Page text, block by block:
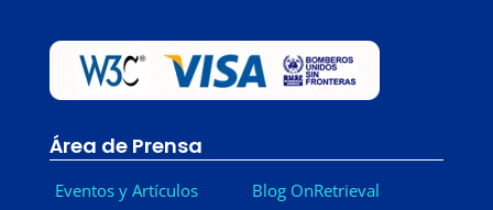
Área de Prensa
Eventos y Artículos
Blog OnRetrieval